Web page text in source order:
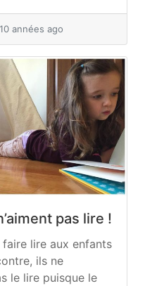
de loups,
»read more
années ago
pas lire !
faire lire aux enfants
ils ne
le lire puisque le